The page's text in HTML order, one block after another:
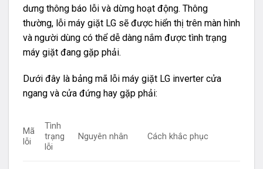
dưng thông báo lỗi và dừng hoạt động. Thông
thường, lỗi máy giặt LG sẽ được hiển thị trên màn hình
và người dùng có thể dễ dàng nắm được tình trạng
máy giặt đang gặp phải.
Dưới đây là bảng mã lỗi máy giặt LG inverter cửa
ngang và cửa đứng hay gặp phải:
Mã
lỗi
Tình
trạng
lỗi
Nguyên nhân Cách khắc phục